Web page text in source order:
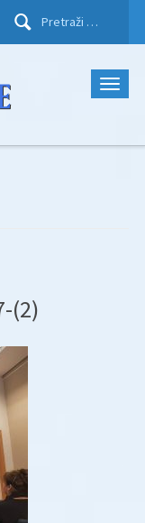
Pretraži:
(2)